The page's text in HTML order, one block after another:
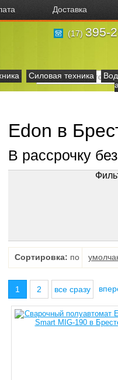
Доставка
(17) 395-
Силовая техника
Edon в
В рассрочку
Сортировка: по
1 2 все сразу